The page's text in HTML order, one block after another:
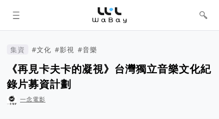
WaBay 挖貝 | 台灣最值得信賴的群眾
集資 / 群眾募資平台
集資 #文化 #影視 #音樂
《再見卡夫卡的凝視》台灣獨立音樂文化紀
錄片募資計劃
一念電影